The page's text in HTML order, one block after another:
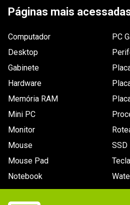
Páginas mais
Computador
Desktop
Gabinete
Hardware
Memória RAM
Mini PC
Monitor
Mouse
Mouse Pad
Notebook
PC
SSD